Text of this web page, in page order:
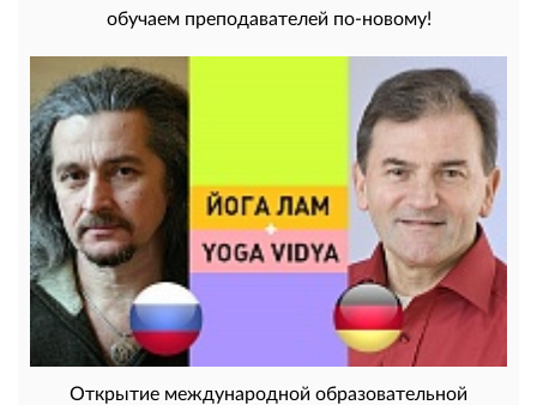
обучаем преподавателей по-новому!
Открытие международной образовательной